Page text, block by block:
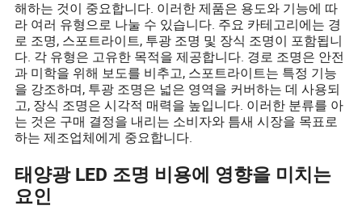
해하는 것이 중요합니다. 이러한 제품은 용도와 기능에 따
라 여러 유형으로 나눌 수 있습니다. 주요 카테고리에는 경
로 조명, 스포트라이트, 투광 조명 및 장식 조명이 포함됩니
다. 각 유형은 고유한 목적을 제공합니다. 경로 조명은 안전
과 미학을 위해 보도를 비추고, 스포트라이트는 특정 기능
을 강조하며, 투광 조명은 넓은 영역을 커버하는 데 사용되
고, 장식 조명은 시각적 매력을 높입니다. 이러한 분류를 아
는 것은 구매 결정을 내리는 소비자와 틈새 시장을 목표로
하는 제조업체에게 중요합니다.
태양광 LED 조명 비용에 영향을 미치는
요인